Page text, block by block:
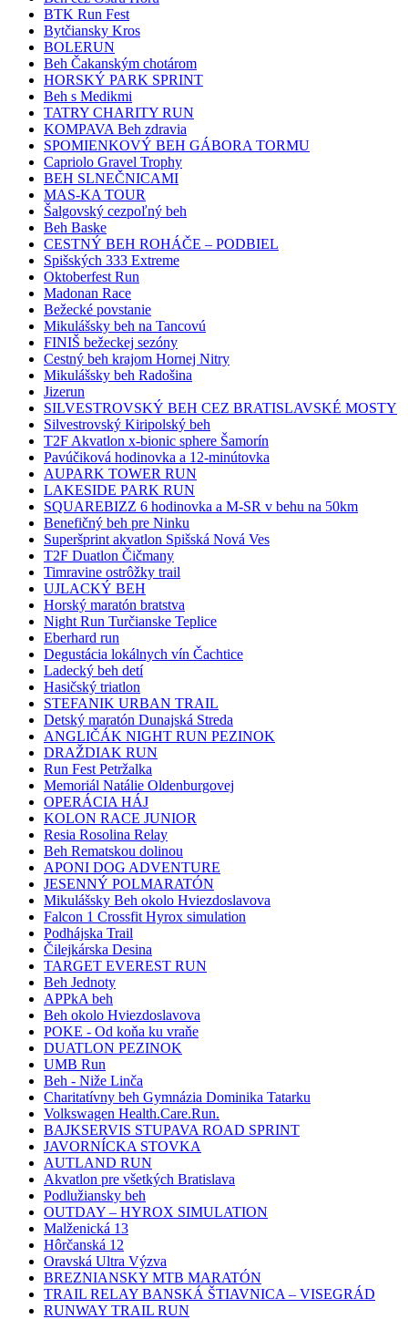
BTK Run Fest
Bytčiansky Kros
BOLERUN
Beh Čakanským chotárom
HORSKÝ PARK SPRINT
Beh s Medikmi
TATRY CHARITY RUN
KOMPAVA Beh zdravia
SPOMIENKOVÝ BEH GÁBORA TORMU
Capriolo Gravel Trophy
BEH SLNEČNICAMI
MAS-KA TOUR
Šalgovský cezpoľný beh
Beh Baske
CESTNÝ BEH ROHÁČE – PODBIEL
Spišských 333 Extreme
Oktoberfest Run
Madonan Race
Bežecké povstanie
Mikulášsky beh na Tancovú
FINIŠ bežeckej sezóny
Cestný beh krajom Hornej Nitry
Mikulášsky beh Radošina
Jizerun
SILVESTROVSKÝ BEH CEZ BRATISLAVSKÉ MOSTY
Silvestrovský Kiripolský beh
T2F Akvatlon x-bionic sphere Šamorín
Pavúčiková hodinovka a 12-minútovka
AUPARK TOWER RUN
LAKESIDE PARK RUN
SQUAREBIZZ 6 hodinovka a M-SR v behu na 50km
Benefičný beh pre Ninku
Superšprint akvatlon Spišská Nová Ves
T2F Duatlon Čičmany
Timravine ostrôžky trail
UJLACKÝ BEH
Horský maratón bratstva
Night Run Turčianske Teplice
Eberhard run
Degustácia lokálnych vín Čachtice
Ladecký beh detí
Hasičský triatlon
STEFANIK URBAN TRAIL
Detský maratón Dunajská Streda
ANGLIČÁK NIGHT RUN PEZINOK
DRAŽDIAK RUN
Run Fest Petržalka
Memoriál Natálie Oldenburgovej
OPERÁCIA HÁJ
KOLON RACE JUNIOR
Resia Rosolina Relay
Beh Rematskou dolinou
APONI DOG ADVENTURE
JESENNÝ POLMARATÓN
Mikulášsky Beh okolo Hviezdoslavova
Falcon 1 Crossfit Hyrox simulation
Podhájska Trail
Čilejkárska Desina
TARGET EVEREST RUN
Beh Jednoty
APPkA beh
Beh okolo Hviezdoslavova
POKE - Od koňa ku vraňe
DUATLON PEZINOK
UMB Run
Beh - Niže Linča
Charitatívny beh Gymnázia Dominika Tatarku
Volkswagen Health.Care.Run.
BAJKSERVIS STUPAVA ROAD SPRINT
JAVORNÍCKA STOVKA
AUTLAND RUN
Akvatlon pre všetkých Bratislava
Podlužiansky beh
OUTDAY – HYROX SIMULATION
Malženická 13
Hôrčanská 12
Oravská Ultra Výzva
BREZNIANSKY MTB MARATÓN
TRAIL RELAY BANSKÁ ŠTIAVNICA – VISEGRÁD
RUNWAY TRAIL RUN